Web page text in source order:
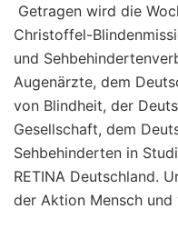
Getragen wird die
Christoffel-
und
Augenärzte, dem
von Blindheit, der
Gesellschaft, dem
Sehbehinderten in
RETINA Deutschland.
der Aktion Mensch und